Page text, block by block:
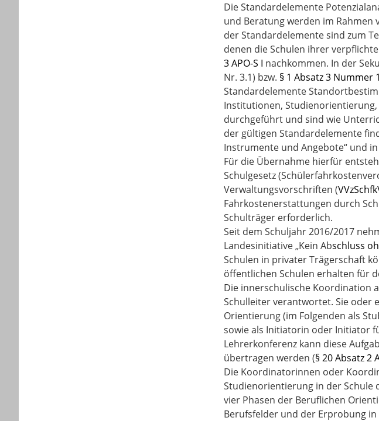
Die Standardelemente
und Beratung werden im Rahmen
der Standardelemente sind zum
denen die Schulen ihrer
3 APO-S I nachkommen. In der
Nr. 3.1) bzw. § 1 Absatz 3 Nummer
Standardelemente
Institutionen, Studienorientierung,
durchgeführt und sind wie
der gültigen Standardelemente
Instrumente und Angebote“ und
Für die Übernahme hierfür
Schulgesetz
Verwaltungsvorschriften (
Fahrkostenerstattungen durch
Schulträger erforderlich.
Seit dem Schuljahr 2016/2017
Landesinitiative „Kein Abschluss
Schulen in privater Trägerschaft
öffentlichen Schulen erhalten für
Die innerschulische Koordination
Schulleiter verantwortet. Sie oder
Orientierung (im Folgenden als
sowie als Initiatorin oder Initiator
Lehrerkonferenz kann diese
übertragen werden (§ 20 Absatz 2
Die Koordinatorinnen oder
Studienorientierung in der Schule
vier Phasen der Beruflichen
Berufsfelder und der Erprobung